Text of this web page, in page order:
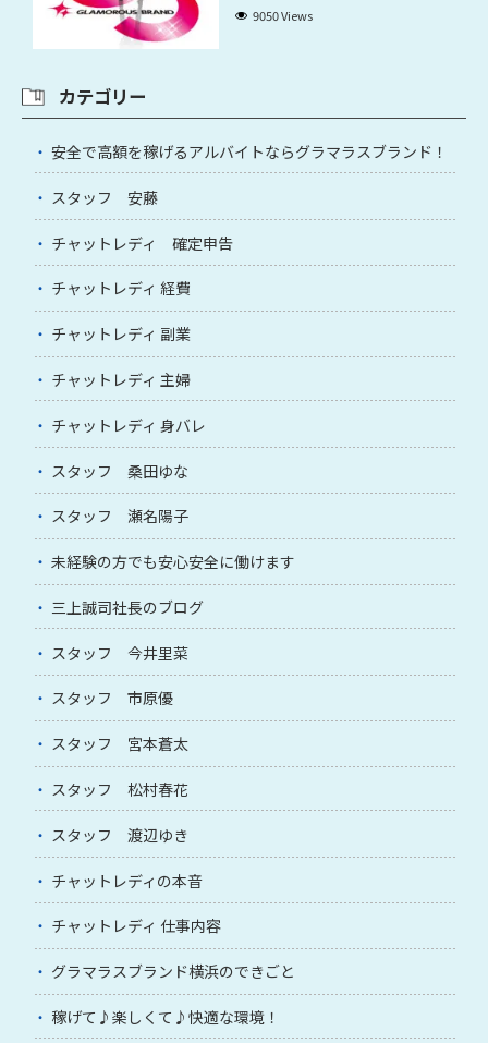
9050 Views
カテゴリー
安全で高額を稼げるアルバイトならグラマラスブランド！
スタッフ 安藤
チャットレディ 確定申告
チャットレディ 経費
チャットレディ 副業
チャットレディ 主婦
チャットレディ 身バレ
スタッフ 桑田ゆな
スタッフ 瀬名陽子
未経験の方でも安心安全に働けます
三上誠司社長のブログ
スタッフ 今井里菜
スタッフ 市原優
スタッフ 宮本蒼太
スタッフ 松村春花
スタッフ 渡辺ゆき
チャットレディの本音
チャットレディ 仕事内容
グラマラスブランド横浜のできごと
稼げて♪楽しくて♪快適な環境！